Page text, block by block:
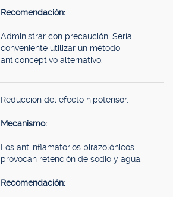
Recomendación:
Administrar con precaución. Sería
conveniente utilizar un método
anticonceptivo alternativo.
Reducción del efecto hipotensor.
Mecanismo:
Los antiinflamatorios pirazolónicos
provocan retención de sodio y agua.
Recomendación: